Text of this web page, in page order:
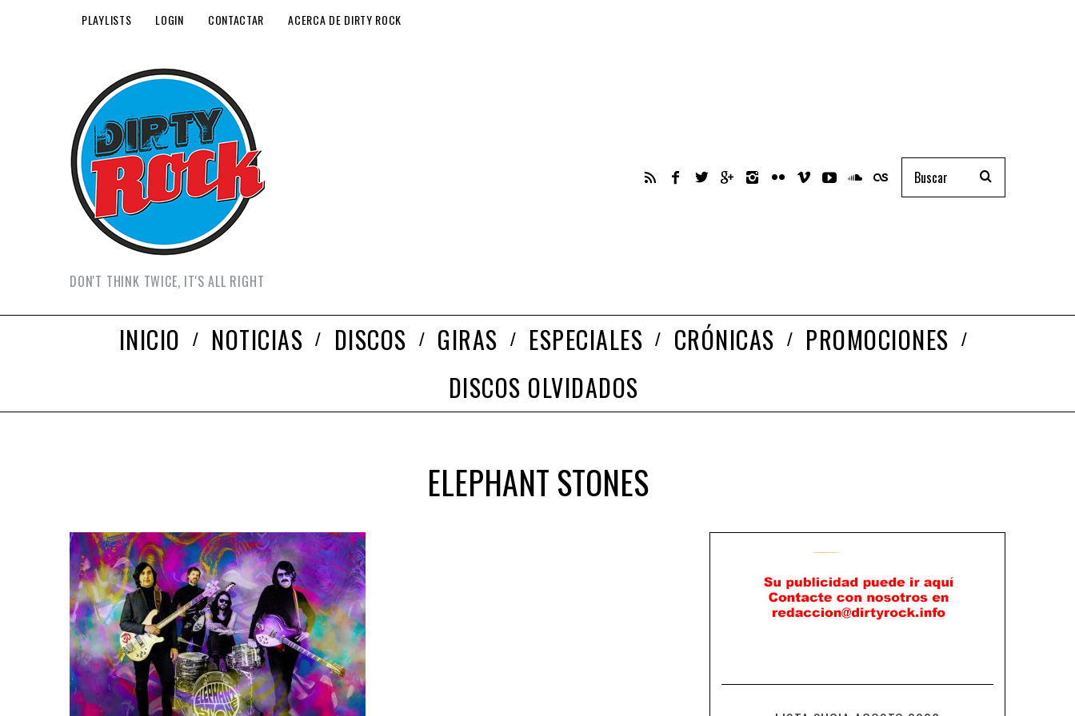
PLAYLISTS LOGIN CONTACTAR ACERCA DE DIRTY ROCK
DON'T THINK TWICE, IT'S ALL RIGHT
INICIO NOTICIAS DISCOS GIRAS ESPECIALES CRÓNICAS
PROMOCIONES
DISCOS OLVIDADOS
ELEPHANT STONES